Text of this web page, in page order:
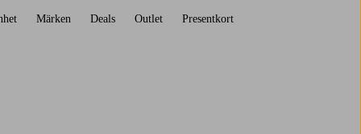
Märken Deals Outlet Presentkort